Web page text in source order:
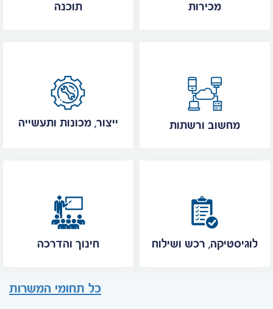
תוכנה מכירות
ייצור, מכונות ותעשייה מחשוב ורשתות
חינוך והדרכה לוגיסטיקה, רכש ושילוח
כל תחומי המשרות